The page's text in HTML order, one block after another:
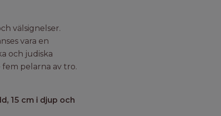
välsignelser.
vara en
och judiska
pelarna av tro.
15 cm i djup och